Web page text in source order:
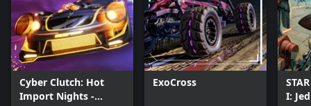
Cyber Clutch: Hot
Import Nights -
ExoCross
I: